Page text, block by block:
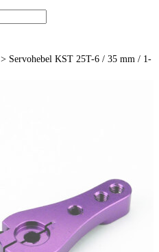
> Servohebel KST 25T-6 / 35 mm / 1-